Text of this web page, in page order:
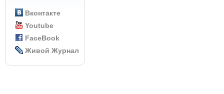
Вконтакте
Youtube
FaceBook
Живой Журнал